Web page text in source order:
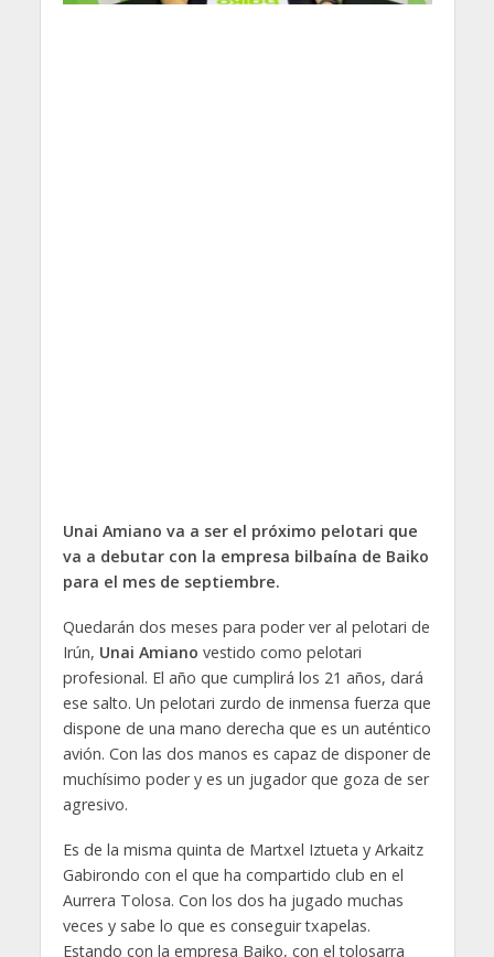
Unai Amiano va a ser el próximo pelotari que
va a debutar con la empresa bilbaína de Baiko
para el mes de septiembre.
Quedarán dos meses para poder ver al pelotari de
Irún, Unai Amiano vestido como pelotari
profesional. El año que cumplirá los 21 años, dará
ese salto. Un pelotari zurdo de inmensa fuerza que
dispone de una mano derecha que es un auténtico
avión. Con las dos manos es capaz de disponer de
muchísimo poder y es un jugador que goza de ser
agresivo.
Es de la misma quinta de Martxel Iztueta y Arkaitz
Gabirondo con el que ha compartido club en el
Aurrera Tolosa. Con los dos ha jugado muchas
veces y sabe lo que es conseguir txapelas.
Estando con la empresa Baiko, con el tolosarra